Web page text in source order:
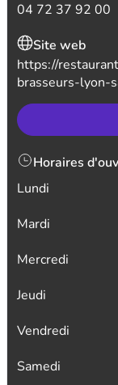
04 72 37 92 00
Site web
https://
brasseurs-lyon-
Horaires
Lundi
Mardi
Mercredi
Jeudi
Vendredi
Samedi